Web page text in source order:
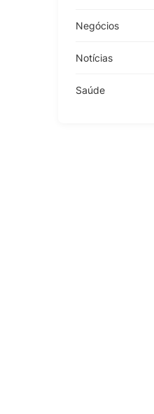
Negócios
Notícias
Saúde